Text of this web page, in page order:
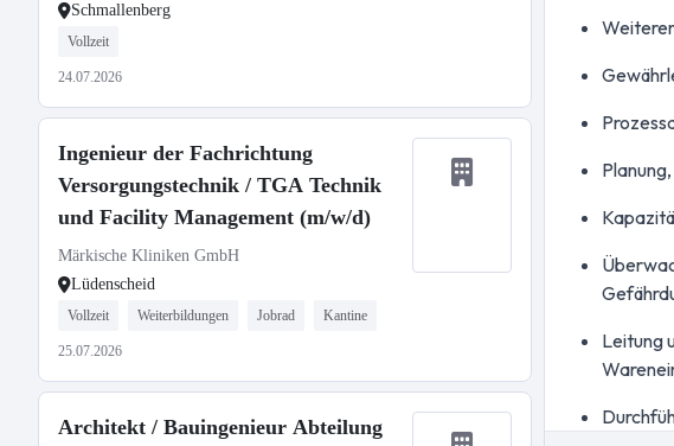
Schmallenberg
Vollzeit
24.07.2026
Ingenieur der Fachrichtung
Versorgungstechnik / TGA Technik
und Facility Management (m/w/d)
Märkische Kliniken GmbH
Lüdenscheid
Vollzeit Weiterbildungen Jobrad Kantine
25.07.2026
Architekt / Bauingenieur Abteilung